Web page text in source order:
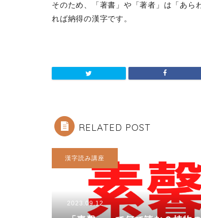
そのため、「著書」や「著者」は「あら
れば納得の漢字です。
RELATED POST
漢字読み講座
2023.09.12